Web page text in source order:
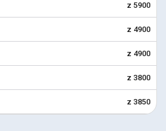
z 5900
z 4900
z 4900
z 3800
z 3850